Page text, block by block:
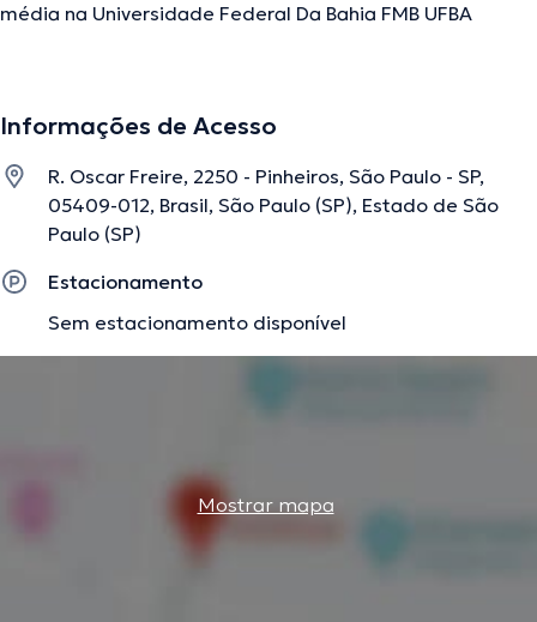
média na Universidade Federal Da Bahia FMB UFBA
laboral no seu tema de estudo. Adicionalmente, ele faz
Alvim colaborou em consideráveis conferências com o
ideal de ter uma formação contínua no seu tema de
especialização e já difundiu diversos artigos.
A descrição foi editada pela equipe do doctoranytime, baseada em
Informações de Acesso
R. Oscar Freire, 2250 - Pinheiros, São Paulo - SP,
05409-012, Brasil, São Paulo (SP), Estado de São
Paulo (SP)
Estacionamento
Sem estacionamento disponível
Mostrar mapa